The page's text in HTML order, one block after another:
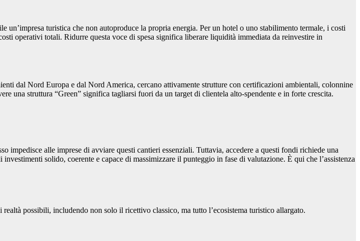
turistica che non autoproduce la propria energia. Per un hotel o uno stabilimento termale, i costi
operativi totali. Ridurre questa voce di spesa significa liberare liquidità immediata da reinvestire in
dal Nord Europa e dal Nord America, cercano attivamente strutture con certificazioni ambientali, colonnine
una struttura “Green” significa tagliarsi fuori da un target di clientela alto-spendente e in forte crescita.
impedisce alle imprese di avviare questi cantieri essenziali. Tuttavia, accedere a questi fondi richiede una
solido, coerente e capace di massimizzare il punteggio in fase di valutazione. È qui che l’assistenza
possibili, includendo non solo il ricettivo classico, ma tutto l’ecosistema turistico allargato.